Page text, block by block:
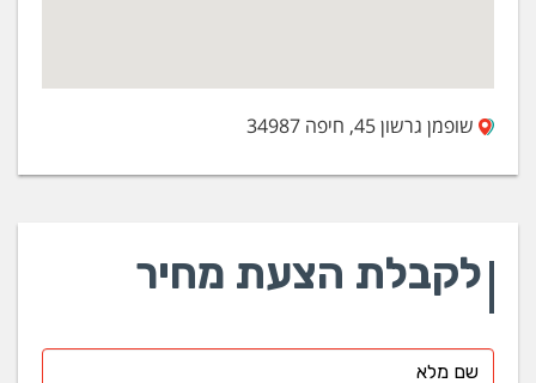
שופמן גרשון 45, חיפה 34987
לקבלת הצעת מחיר